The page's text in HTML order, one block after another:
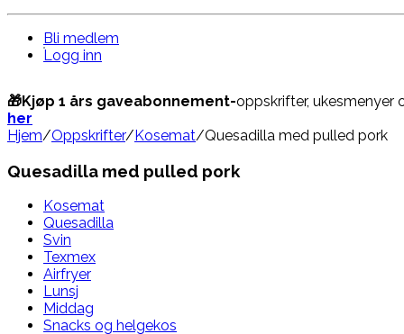
Bli medlem
Logg inn
🎁Kjøp 1 års gaveabonnement-oppskrifter,
her
Hjem/Oppskrifter/Kosemat/Quesadilla med pulled pork
Quesadilla med pulled pork
Kosemat
Quesadilla
Svin
Texmex
Airfryer
Lunsj
Middag
Snacks og helgekos